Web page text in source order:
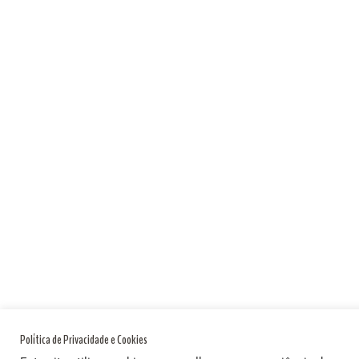
Política de Privacidade e Cookies